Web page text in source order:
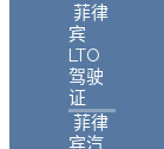
菲律
宾
LTO
驾驶
证
菲律
宾汽